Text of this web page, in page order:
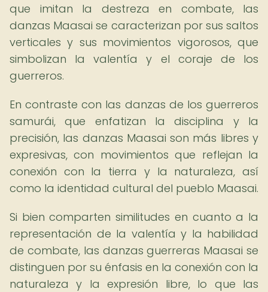
que imitan la destreza en combate, las
danzas Maasai se caracterizan por sus saltos
verticales y sus movimientos vigorosos, que
simbolizan la valentía y el coraje de los
guerreros.
En contraste con las danzas de los guerreros
samurái, que enfatizan la disciplina y la
precisión, las danzas Maasai son más libres y
expresivas, con movimientos que reflejan la
conexión con la tierra y la naturaleza, así
como la identidad cultural del pueblo Maasai.
Si bien comparten similitudes en cuanto a la
representación de la valentía y la habilidad
de combate, las danzas guerreras Maasai se
distinguen por su énfasis en la conexión con la
naturaleza y la expresión libre, lo que las